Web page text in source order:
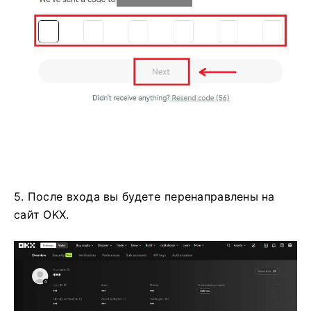
5. После входа вы будете перенаправлены на
сайт OKX.